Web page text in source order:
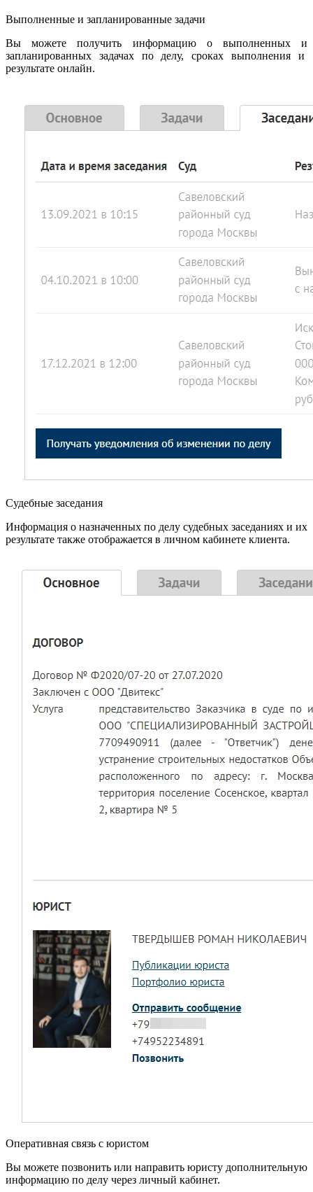
Выполненные и запланированные задачи
Вы можете получить информацию о выполненных и
запланированных задачах по делу, сроках выполнения и
результате онлайн.
Судебные заседания
Информация о назначенных по делу судебных заседаниях и их
результате также отображается в личном кабинете клиента.
Оперативная связь с юристом
Вы можете позвонить или направить юристу дополнительную
информацию по делу через личный кабинет.